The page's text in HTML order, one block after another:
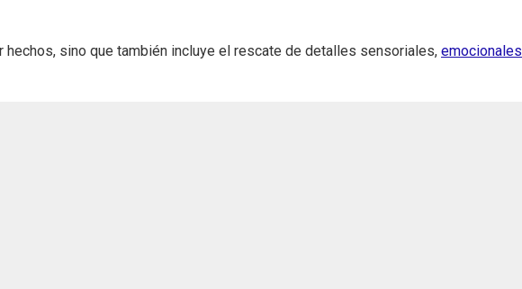
hechos, sino que también incluye el rescate de detalles sensoriales, emocionales